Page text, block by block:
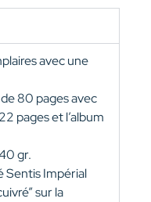
avec une
80 pages avec
pages et l’album
gr.
Sentis Impérial
sur la